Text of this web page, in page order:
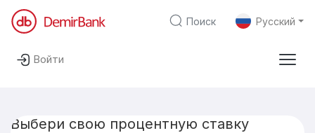
Перейти к содержимому
Поиск Русский
Войти
Apple Pay
Выбери свою процентную ставку